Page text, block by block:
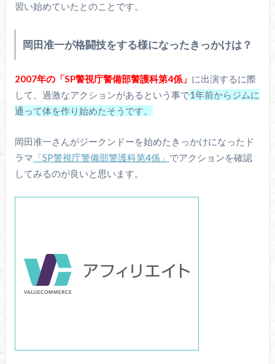
習い始めていたとのことです。
岡田准一が格闘技をする様になったきっかけは？
2007年の「SP警視庁警備部警護科第4係」 に出演するに際
して、過激なアクションがあるという事で1年前からジムに
通って体を作り始めたそうです。
岡田准一さんがジークンドーを始めたきっかけになったド
ラマ 「SP警視庁警備部警護科第4係」 でアクションを確認
してみるのが良いと思います。